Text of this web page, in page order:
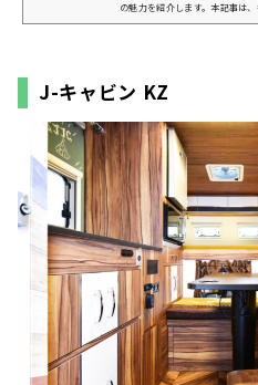
の魅力を紹介します。本記事は
『キャンプカーマガジン』5月号
車時にルーフを上げれば、畳ん
J-キャビン KZ